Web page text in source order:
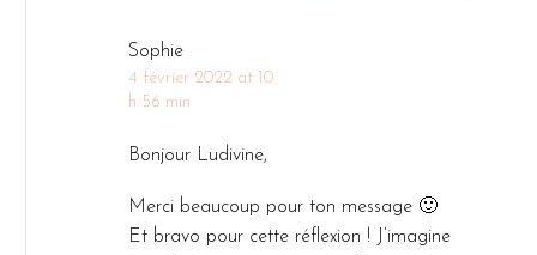
Sophie
4 février 2022 at 10
h 56 min
Bonjour Ludivine,
Merci beaucoup pour ton message 🙂
Et bravo pour cette réflexion ! J’imagine